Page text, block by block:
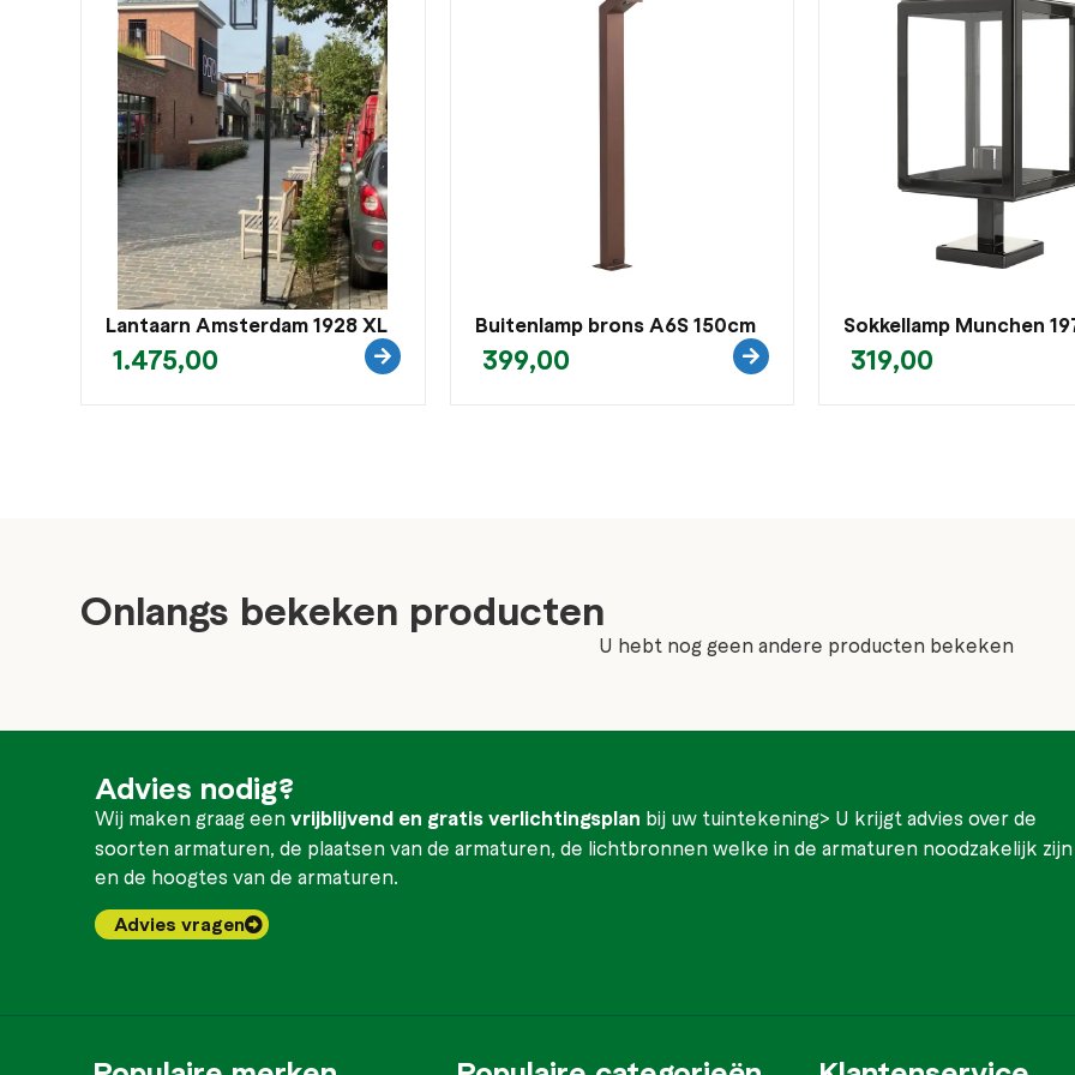
Lantaarn Amsterdam 1928 XL
1.475,00
Buitenlamp brons A6S 150cm
399,00
Sokkellamp Munchen
319,00
Onlangs bekeken producten
U hebt nog geen andere producten bekeken
Advies nodig?
Wij maken graag eenvrijblijvend en gratis verlichtingsplan bij uw tuintekening> U krijgt advies over de
soorten armaturen, de plaatsen van de armaturen, de lichtbronnen welke in de armaturen noodzakelijk zijn
en de hoogtes van de armaturen.
Advies vragen